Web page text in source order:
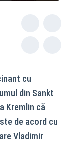
cu
din Sankt
Kremlin că
de acord cu
Vladimir